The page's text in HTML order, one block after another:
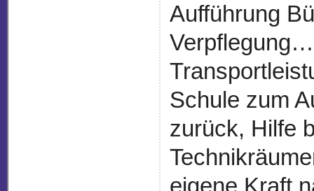
Aufführung
Schule zum
zurück, Hilfe